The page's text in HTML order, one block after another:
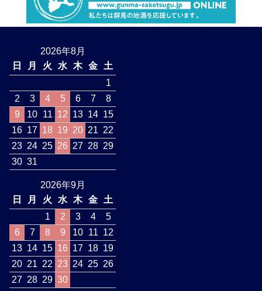
2026年8月
日
月 火 水 木 金
土
1
2
3 4 5 6 7
8
9
10 11 12 13 14 15
16 17 18 19 20 21 22
23 24 25 26 27 28 29
30 31
2026年9月
日
月 火 水 木 金
土
1
2 3 4
5
6
7 8 9 10 11 12
13 14 15 16 17 18 19
20 21 22 23 24 25 26
27 28 29 30